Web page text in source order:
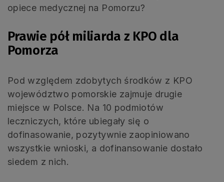
opiece medycznej na Pomorzu?
Prawie pół miliarda z KPO dla
Pomorza
Pod względem zdobytych środków z KPO
województwo pomorskie zajmuje drugie
miejsce w Polsce. Na 10 podmiotów
leczniczych, które ubiegały się o
dofinasowanie, pozytywnie zaopiniowano
wszystkie wnioski, a dofinansowanie dostało
siedem z nich.